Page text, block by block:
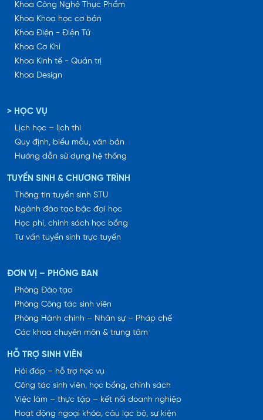
Khoa Công Nghệ Thực Phẩm
Khoa Khoa học cơ bản
Khoa Điện - Điện Tử
Khoa Cơ Khí
Khoa Kinh tế - Quản trị
Khoa Design
> HỌC VỤ
Lịch học – lịch thi
Quy định, biểu mẫu, văn bản
Hướng dẫn sử dụng hệ thống
TUYỂN SINH & CHƯƠNG TRÌNH
Thông tin tuyển sinh STU
Ngành đào tạo bậc đại học
Học phí, chính sách học bổng
Tư vấn tuyển sinh trực tuyến
ĐƠN VỊ – PHÒNG BAN
Phòng Đào tạo
Phòng Công tác sinh viên
Phòng Hành chính – Nhân sự – Pháp chế
Các khoa chuyên môn & trung tâm
HỖ TRỢ SINH VIÊN
Hỏi đáp – hỗ trợ học vụ
Công tác sinh viên, học bổng, chính sách
Việc làm – thực tập – kết nối doanh nghiệp
Hoạt động ngoại khóa, câu lạc bộ, sự kiện